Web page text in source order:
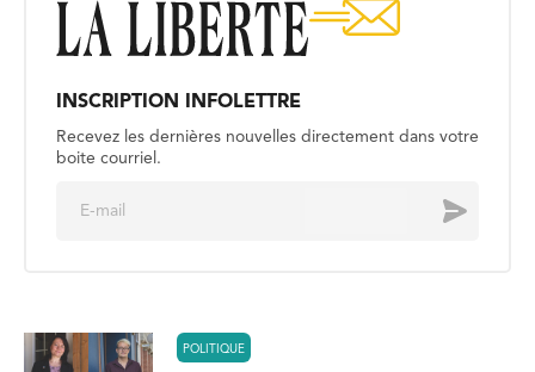
INSCRIPTION INFOLETTRE
Recevez les dernières nouvelles directement dans votre
boite courriel.
Envoyer
POLITIQUE